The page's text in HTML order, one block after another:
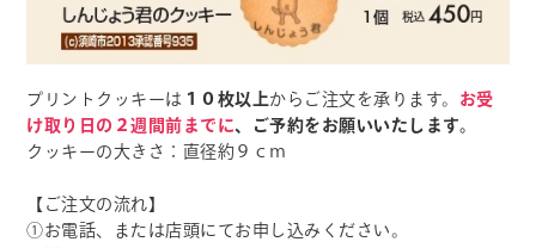
プリントクッキーは １０枚以上からご注文を承ります。 お受
け取り日の２週間前までに、ご予約をお願いいたします。
クッキーの大きさ：直径約９ｃｍ
【ご注文の流れ】
①お電話、または店頭にてお申し込みください。